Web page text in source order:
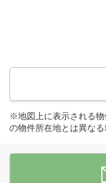
※地図上に表示される物
の物件所在地とは異なる